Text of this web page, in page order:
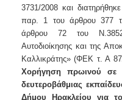
3731/2008 και
παρ. 1 του άρθρου 377
άρθρου 72 του
Αυτοδιοίκησης και της
Καλλικράτης» (ΦΕΚ τ. Α
Xορήγηση πρωινού σε
δευτεροβάθμιας
Δήμου Ηρακλείου για